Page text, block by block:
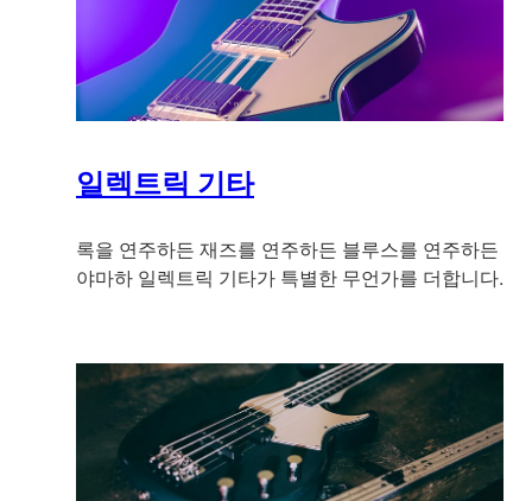
정
보
보
일렉트릭 기타
록을 연주하든 재즈를 연주하든 블루스를 연주하든
야마하 일렉트릭 기타가 특별한 무언가를 더합니다.